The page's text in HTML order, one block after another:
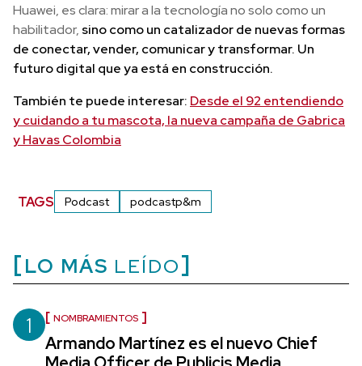
Huawei, es clara: mirar a la tecnología no solo como un
habilitador, sino como un catalizador de nuevas formas
de conectar, vender, comunicar y transformar. Un
futuro digital que ya está en construcción.
También te puede interesar: Desde el 92 entendiendo
y cuidando a tu mascota, la nueva campaña de Gabrica
y Havas Colombia
TAGS Podcast podcastp&m
LO MÁS LEÍDO
1 NOMBRAMIENTOS
Armando Martínez es el nuevo Chief